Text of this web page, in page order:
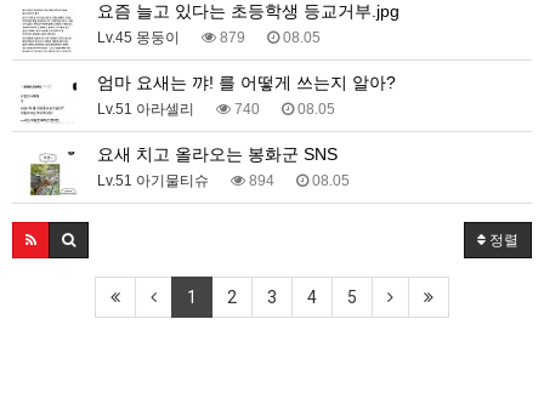
요즘 늘고 있다는 초등학생 등교거부.jpg
Lv.45 몽둥이 879 08.05
엄마 요새는 꺄! 를 어떻게 쓰는지 알아?
Lv.51 아라셀리 740 08.05
요새 치고 올라오는 봉화군 SNS
Lv.51 아기물티슈 894 08.05
정렬
1 2 3 4 5